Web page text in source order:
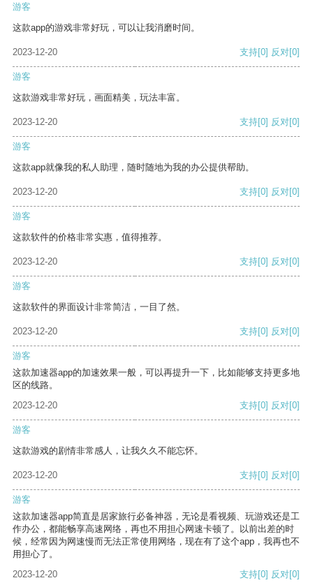
游客
这款app的游戏非常好玩，可以让我消磨时间。
2023-12-20 支持[0] 反对[0]
游客
这款游戏非常好玩，画面精美，玩法丰富。
2023-12-20 支持[0] 反对[0]
游客
这款app就像我的私人助理，随时随地为我的办公提供帮助。
2023-12-20 支持[0] 反对[0]
游客
这款软件的价格非常实惠，值得推荐。
2023-12-20 支持[0] 反对[0]
游客
这款软件的界面设计非常简洁，一目了然。
2023-12-20 支持[0] 反对[0]
游客
这款加速器app的加速效果一般，可以再提升一下，比如能够支持更多地
区的线路。
2023-12-20
支持[0] 反对[0]
游客
这款游戏的剧情非常感人，让我久久不能忘怀。
2023-12-20 支持[0] 反对[0]
游客
这款加速器app简直是居家旅行必备神器，无论是看视频、玩游戏还是工
作办公，都能畅享高速网络，再也不用担心网速卡顿了。以前出差的时
候，经常因为网速慢而无法正常使用网络，现在有了这个app，我再也不
用担心了。
2023-12-20
支持[0] 反对[0]